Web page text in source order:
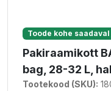
Toode kohe saadaval
Pakiraamikott
bag, 28-32 L,
Tootekood (SKU):